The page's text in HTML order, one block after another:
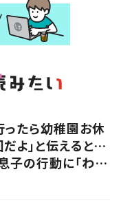
ったら幼稚園お休
だよ」と伝えると…
子の行動に「わか